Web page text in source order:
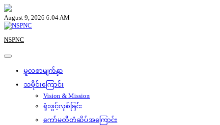
Skip
to
content
August 9, 2026 6:04 AM
NSPNC
မူလစာမျက်နှာ
သမိုင်းကြောင်း
Vision & Mission
ရုံးဖွင့်လှစ်ခြင်း
ကော်မတီတံဆိပ်အကြောင်း